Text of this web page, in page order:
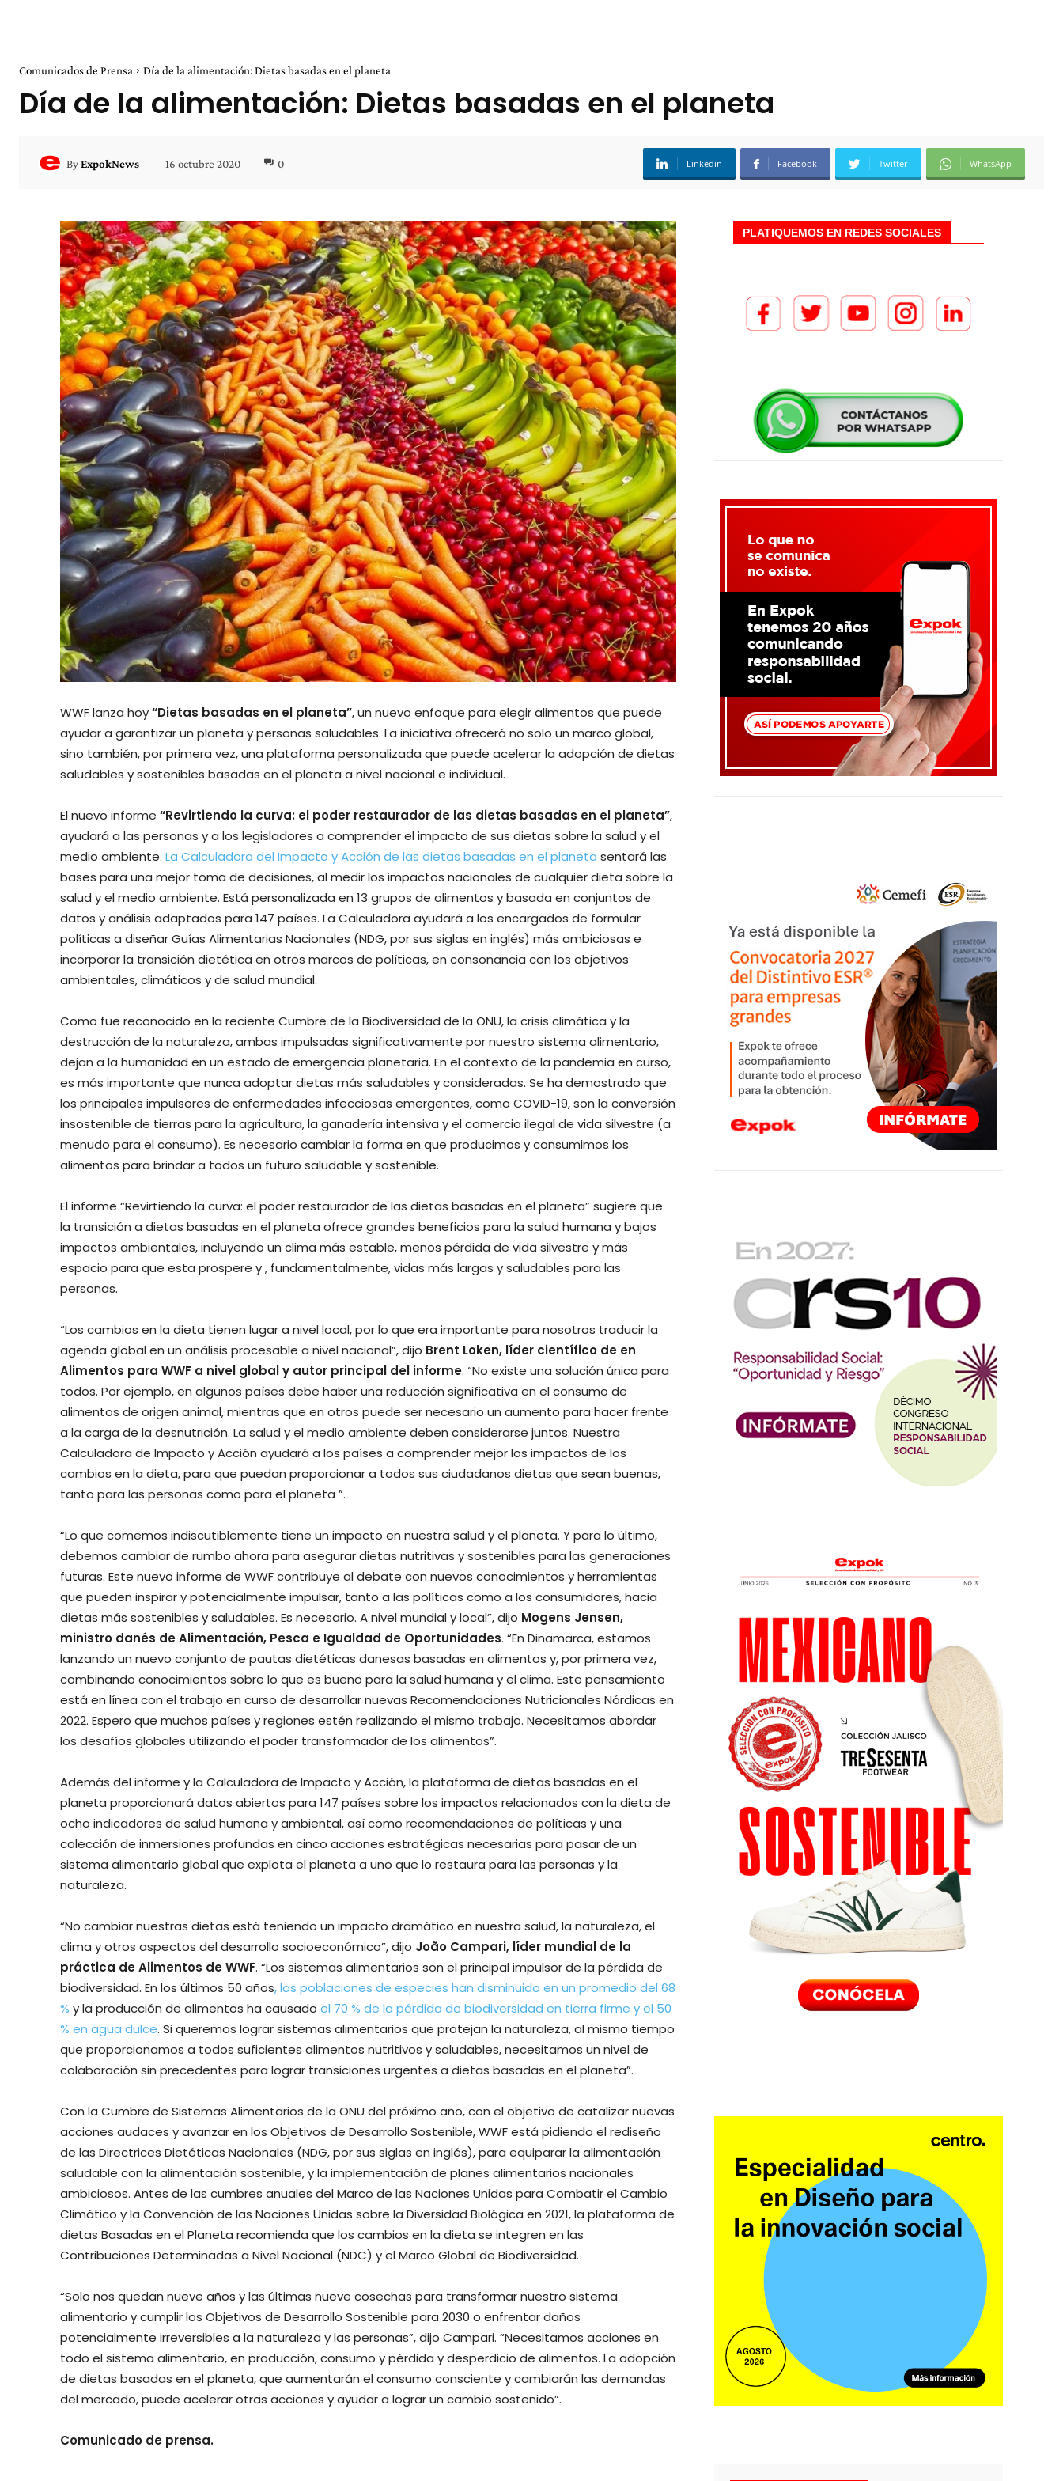
Comunicados de Prensa Día de la alimentación: Dietas basadas en el planeta
Día de la alimentación: Dietas basadas en el planeta
ByExpokNews 16 octubre 2020 0 Linkedin Facebook Twitter WhatsApp
WWF lanza hoy“Dietas basadas en el planeta”, un nuevo enfoque para elegir alimentos que puede
ayudar a garantizar un planeta y personas saludables. La iniciativa ofrecerá no solo un marco global,
sino también, por primera vez, una plataforma personalizada que puede acelerar la adopción de dietas
saludables y sostenibles basadas en el planeta a nivel nacional e individual.
El nuevo informe “Revirtiendo la curva: el poder restaurador de las dietas basadas en el planeta”,
ayudará a las personas y a los legisladores a comprender el impacto de sus dietas sobre la salud y el
medio ambiente. La Calculadora del Impacto y Acción de las dietas basadas en el planeta sentará las
bases para una mejor toma de decisiones, al medir los impactos nacionales de cualquier dieta sobre la
salud y el medio ambiente. Está personalizada en 13 grupos de alimentos y basada en conjuntos de
datos y análisis adaptados para 147 países. La Calculadora ayudará a los encargados de formular
políticas a diseñar Guías Alimentarias Nacionales (NDG, por sus siglas en inglés) más ambiciosas e
incorporar la transición dietética en otros marcos de políticas, en consonancia con los objetivos
ambientales, climáticos y de salud mundial.
Como fue reconocido en la reciente Cumbre de la Biodiversidad de la ONU, la crisis climática y la
destrucción de la naturaleza, ambas impulsadas significativamente por nuestro sistema alimentario,
dejan a la humanidad en un estado de emergencia planetaria. En el contexto de la pandemia en curso,
es más importante que nunca adoptar dietas más saludables y consideradas. Se ha demostrado que
los principales impulsores de enfermedades infecciosas emergentes, como COVID-19, son la conversión
insostenible de tierras para la agricultura, la ganadería intensiva y el comercio ilegal de vida silvestre (a
menudo para el consumo). Es necesario cambiar la forma en que producimos y consumimos los
alimentos para brindar a todos un futuro saludable y sostenible.
El informe “Revirtiendo la curva: el poder restaurador de las dietas basadas en el planeta” sugiere que
la transición a dietas basadas en el planeta ofrece grandes beneficios para la salud humana y bajos
impactos ambientales, incluyendo un clima más estable, menos pérdida de vida silvestre y más
espacio para que esta prospere y , fundamentalmente, vidas más largas y saludables para las
personas.
“Los cambios en la dieta tienen lugar a nivel local, por lo que era importante para nosotros traducir la
agenda global en un análisis procesable a nivel nacional”, dijo Brent Loken, líder científico de en
Alimentos para WWF a nivel global y autor principal del informe. “No existe una solución única para
todos. Por ejemplo, en algunos países debe haber una reducción significativa en el consumo de
alimentos de origen animal, mientras que en otros puede ser necesario un aumento para hacer frente
a la carga de la desnutrición. La salud y el medio ambiente deben considerarse juntos. Nuestra
Calculadora de Impacto y Acción ayudará a los países a comprender mejor los impactos de los
cambios en la dieta, para que puedan proporcionar a todos sus ciudadanos dietas que sean buenas,
tanto para las personas como para el planeta ”.
“Lo que comemos indiscutiblemente tiene un impacto en nuestra salud y el planeta. Y para lo último,
debemos cambiar de rumbo ahora para asegurar dietas nutritivas y sostenibles para las generaciones
futuras. Este nuevo informe de WWF contribuye al debate con nuevos conocimientos y herramientas
que pueden inspirar y potencialmente impulsar, tanto a las políticas como a los consumidores, hacia
dietas más sostenibles y saludables. Es necesario. A nivel mundial y local”, dijo Mogens Jensen,
ministro danés de Alimentación, Pesca e Igualdad de Oportunidades. “En Dinamarca, estamos
lanzando un nuevo conjunto de pautas dietéticas danesas basadas en alimentos y, por primera vez,
combinando conocimientos sobre lo que es bueno para la salud humana y el clima. Este pensamiento
está en línea con el trabajo en curso de desarrollar nuevas Recomendaciones Nutricionales Nórdicas en
2022. Espero que muchos países y regiones estén realizando el mismo trabajo. Necesitamos abordar
los desafíos globales utilizando el poder transformador de los alimentos”.
Además del informe y la Calculadora de Impacto y Acción, la plataforma de dietas basadas en el
planeta proporcionará datos abiertos para 147 países sobre los impactos relacionados con la dieta de
ocho indicadores de salud humana y ambiental, así como recomendaciones de políticas y una
colección de inmersiones profundas en cinco acciones estratégicas necesarias para pasar de un
sistema alimentario global que explota el planeta a uno que lo restaura para las personas y la
naturaleza.
“No cambiar nuestras dietas está teniendo un impacto dramático en nuestra salud, la naturaleza, el
clima y otros aspectos del desarrollo socioeconómico”, dijo João Campari, líder mundial de la
práctica de Alimentos de WWF. “Los sistemas alimentarios son el principal impulsor de la pérdida de
biodiversidad. En los últimos 50 años, las poblaciones de especies han disminuido en un promedio del 68
% y la producción de alimentos ha causado el 70 % de la pérdida de biodiversidad en tierra firme y el 50
% en agua dulce. Si queremos lograr sistemas alimentarios que protejan la naturaleza, al mismo tiempo
que proporcionamos a todos suficientes alimentos nutritivos y saludables, necesitamos un nivel de
colaboración sin precedentes para lograr transiciones urgentes a dietas basadas en el planeta”.
Con la Cumbre de Sistemas Alimentarios de la ONU del próximo año, con el objetivo de catalizar nuevas
acciones audaces y avanzar en los Objetivos de Desarrollo Sostenible, WWF está pidiendo el rediseño
de las Directrices Dietéticas Nacionales (NDG, por sus siglas en inglés), para equiparar la alimentación
saludable con la alimentación sostenible, y la implementación de planes alimentarios nacionales
ambiciosos. Antes de las cumbres anuales del Marco de las Naciones Unidas para Combatir el Cambio
Climático y la Convención de las Naciones Unidas sobre la Diversidad Biológica en 2021, la plataforma de
dietas Basadas en el Planeta recomienda que los cambios en la dieta se integren en las
Contribuciones Determinadas a Nivel Nacional (NDC) y el Marco Global de Biodiversidad.
“Solo nos quedan nueve años y las últimas nueve cosechas para transformar nuestro sistema
alimentario y cumplir los Objetivos de Desarrollo Sostenible para 2030 o enfrentar daños
potencialmente irreversibles a la naturaleza y las personas”, dijo Campari. “Necesitamos acciones en
todo el sistema alimentario, en producción, consumo y pérdida y desperdicio de alimentos. La adopción
de dietas basadas en el planeta, que aumentarán el consumo consciente y cambiarán las demandas
del mercado, puede acelerar otras acciones y ayudar a lograr un cambio sostenido”.
Comunicado de prensa.
PLATIQUEMOS EN REDES SOCIALES